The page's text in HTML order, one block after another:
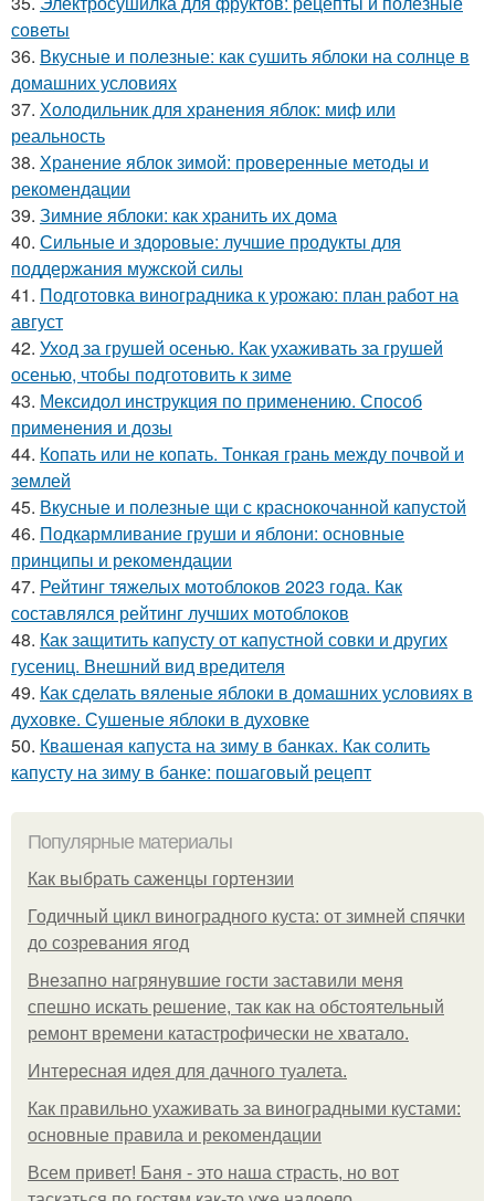
советы
36. Вкусные и полезные: как сушить яблоки на солнце в
домашних условиях
37. Холодильник для хранения яблок: миф или
реальность
38. Хранение яблок зимой: проверенные методы и
рекомендации
39. Зимние яблоки: как хранить их дома
40. Сильные и здоровые: лучшие продукты для
поддержания мужской силы
41. Подготовка виноградника к урожаю: план работ на
август
42. Уход за грушей осенью. Как ухаживать за грушей
осенью, чтобы подготовить к зиме
43. Мексидол инструкция по применению. Способ
применения и дозы
44. Копать или не копать. Тонкая грань между почвой и
землей
45. Вкусные и полезные щи с краснокочанной капустой
46. Подкармливание груши и яблони: основные
принципы и рекомендации
47. Рейтинг тяжелых мотоблоков 2023 года. Как
составлялся рейтинг лучших мотоблоков
48. Как защитить капусту от капустной совки и других
гусениц. Внешний вид вредителя
49. Как сделать вяленые яблоки в домашних условиях в
духовке. Сушеные яблоки в духовке
50. Квашеная капуста на зиму в банках. Как солить
капусту на зиму в банке: пошаговый рецепт
Популярные материалы
Как выбрать саженцы гортензии
Годичный цикл виноградного куста: от зимней спячки
до созревания ягод
Внезапно нагрянувшие гости заставили меня
спешно искать решение, так как на обстоятельный
ремонт времени катастрофически не хватало.
Интересная идея для дачного туалета.
Как правильно ухаживать за виноградными кустами:
основные правила и рекомендации
Всем привет! Баня - это наша страсть, но вот